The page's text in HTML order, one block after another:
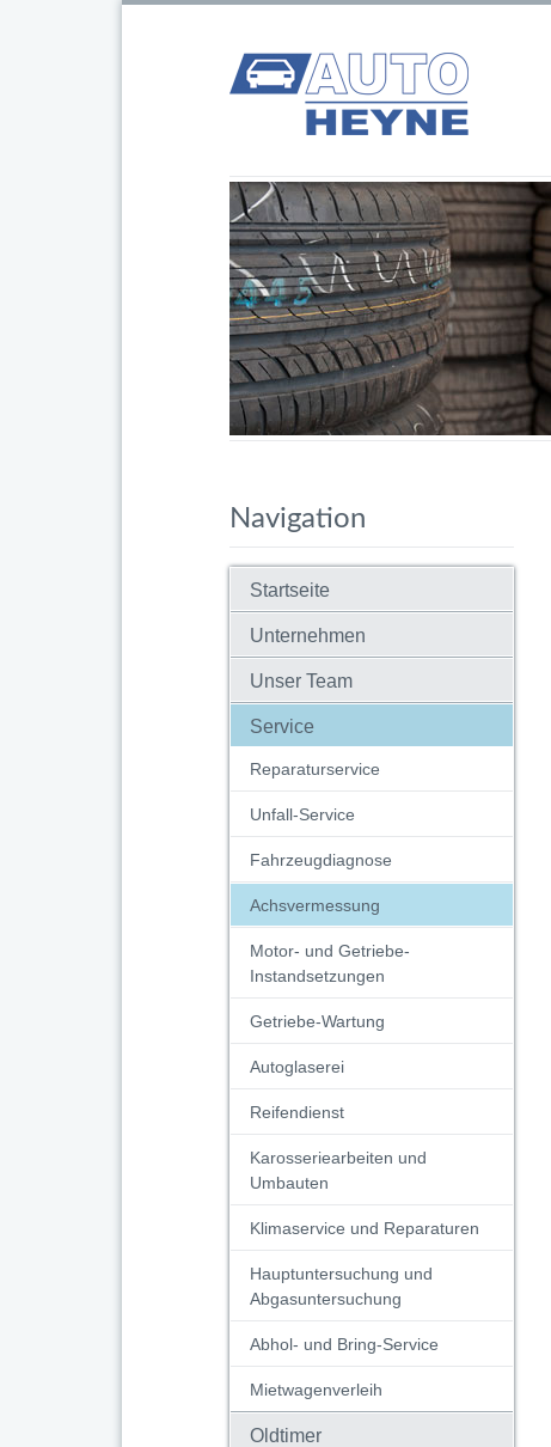
Navigation
Startseite
Unternehmen
Unser Team
Service
Reparaturservice
Unfall-Service
Fahrzeugdiagnose
Achsvermessung
Motor- und Getriebe-
Instandsetzungen
Getriebe-Wartung
Autoglaserei
Reifendienst
Karosseriearbeiten und
Umbauten
Klimaservice und Reparaturen
Hauptuntersuchung und
Abgasuntersuchung
Abhol- und Bring-Service
Mietwagenverleih
Oldtimer